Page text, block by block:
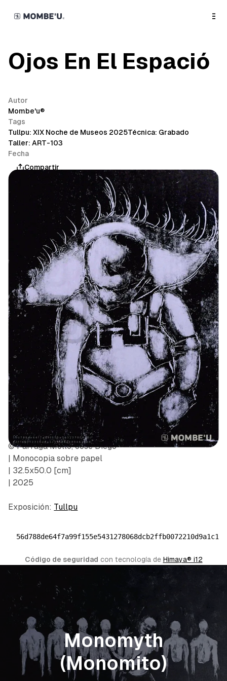
Ojos En El Espació
Autor
Mombe'u®
Tags
Tullpu: XIX Noche de Museos 2025Técnica: Grabado
Taller: ART-103
Fecha
marzo 21, 2025
Compartir
© Párraga Mollo, Jose Diego
| Monocopia sobre papel
| 32.5x50.0 [cm]
| 2025
Exposición: Tullpu
Código de seguridad con tecnología de Himaya® i12
Monomyth
(Monomito)